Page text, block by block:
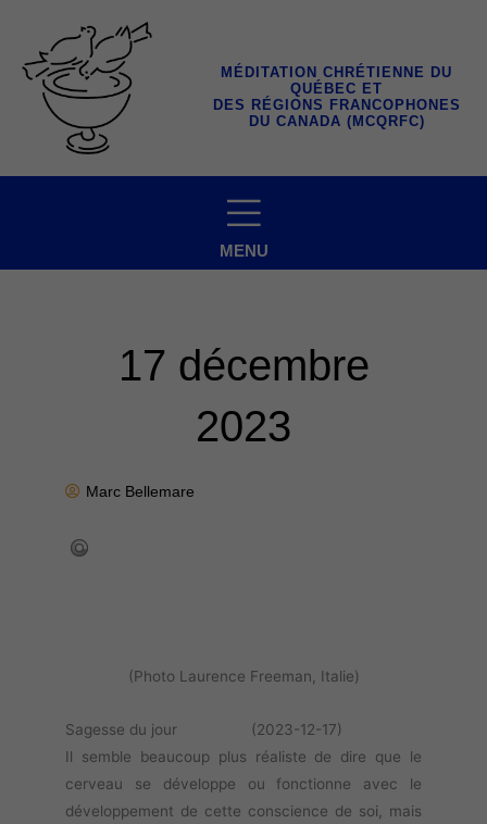
contenu
MÉDITATION CHRÉTIENNE DU
QUÉBEC ET
DES RÉGIONS FRANCOPHONES
DU CANADA (MCQRFC)
MENU
17 décembre
2023
Marc Bellemare
(Photo Laurence Freeman, Italie)
Sagesse du jour (2023-12-17)
Il semble beaucoup plus réaliste de dire que le
cerveau se développe ou fonctionne avec le
développement de cette conscience de soi, mais